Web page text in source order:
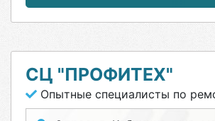
СЦ "ПРОФИТЕХ"
Опытные специалисты по